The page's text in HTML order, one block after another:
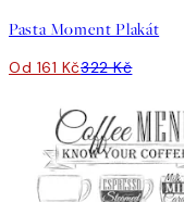
Pasta Moment Plakát
Od 161 Kč322 Kč